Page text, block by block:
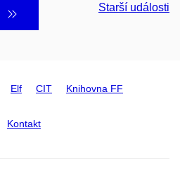
Starší události
Elf CIT Knihovna FF
Kontakt